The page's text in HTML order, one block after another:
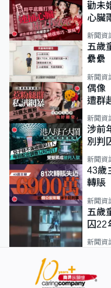
勸未
心臟
新聞資
五歲
纍纍
類案
新聞資
偶像
遭群
新聞資
涉前
別判
新聞資
43歲
轉賬
新聞資
五歲
囚
新聞資